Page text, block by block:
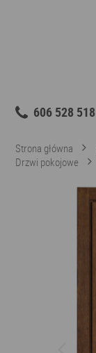
606 528 518
Strona główna
Drzwi pokojowe